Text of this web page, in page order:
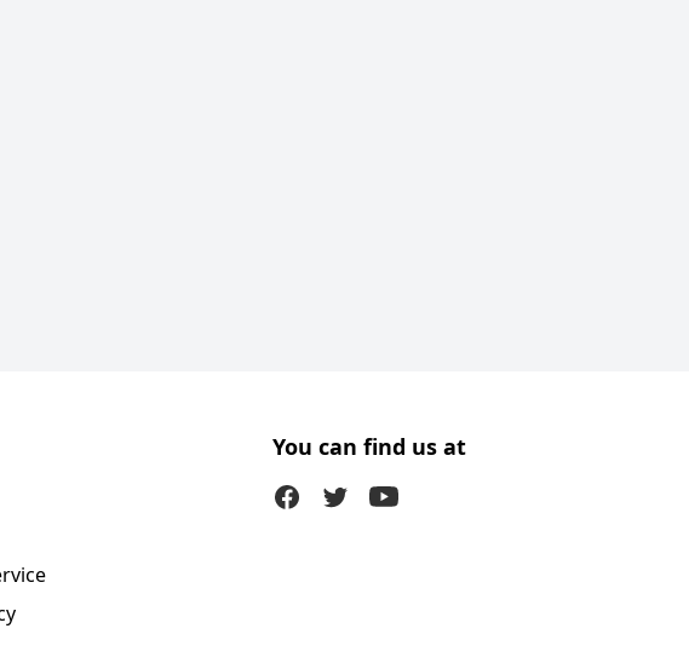
You can find us at
FacebookTwitter (X)Youtube